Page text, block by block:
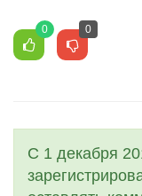
0 0
С 1 декабря